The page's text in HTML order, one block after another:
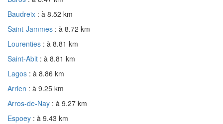
Baudreix : à 8.52 km
Saint-Jammes : à 8.72 km
Lourenties : à 8.81 km
Saint-Abit : à 8.81 km
Lagos : à 8.86 km
Arrien : à 9.25 km
Arros-de-Nay : à 9.27 km
Espoey : à 9.43 km